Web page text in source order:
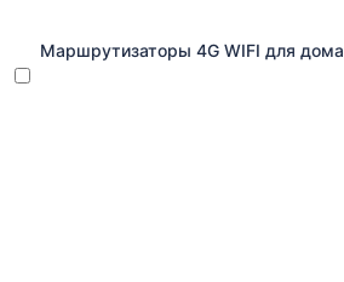
Маршрутизаторы 4G WIFI для дома